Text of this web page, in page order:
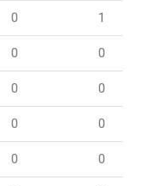
0 1
0 0
0 0
0 0
0 0